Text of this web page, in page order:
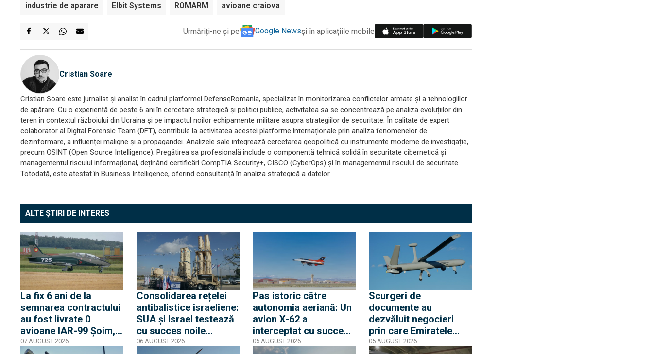
industrie de aparare Elbit Systems ROMARM avioane craiova
Urmăriți-ne și pe Google Newsși în aplicațiile mobile
Cristian Soare
Cristian Soare este jurnalist și analist în cadrul platformei DefenseRomania, specializat în monitorizarea conflictelor armate și a tehnologiilor
de apărare. Cu o experiență de peste 6 ani în cercetare strategică și politici publice, activitatea sa se concentrează pe analiza evoluțiilor din
teren în contextul războiului din Ucraina și pe impactul noilor echipamente militare asupra strategiilor de securitate. În calitate de expert
colaborator al Digital Forensic Team (DFT), contribuie la activitatea acestei platforme internaționale prin analiza fenomenelor de
dezinformare, a influenței maligne și a propagandei. Analizele sale integrează cercetarea geopolitică cu instrumente moderne de investigație,
precum OSINT (Open Source Intelligence). Pregătirea sa profesională include o componentă tehnică solidă în securitate cibernetică și
managementul riscului informațional, deținând certificări CompTIA Security+, CISCO (CyberOps) și în managementul riscului de securitate.
Totodată, este atestat în Business Intelligence, oferind consultanță în analiza strategică a datelor.
ALTE ȘTIRI DE INTERES
La fix 6 ani de la
semnarea contractului
au fost livrate 0
avioane IAR-99 Șoim,
deși în 2024 trebuiau
07 AUGUST 2026
Consolidarea rețelei
antibalistice israeliene:
SUA și Israel testează
cu succes noile
capabilități de
06 AUGUST 2026
Pas istoric către
autonomia aeriană: Un
avion X-62 a
interceptat cu succes
un T-38, bazându-se pe
05 AUGUST 2026
Scurgeri de
documente au
dezvăluit negocieri
prin care Emiratele
Arabe Unite ar fi
05 AUGUST 2026